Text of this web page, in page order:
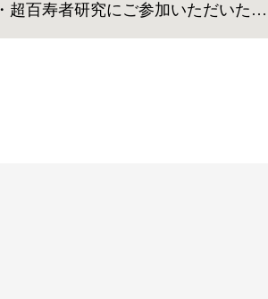
、遺伝子解析データを用いた医学系研究に対するご協力のお願い